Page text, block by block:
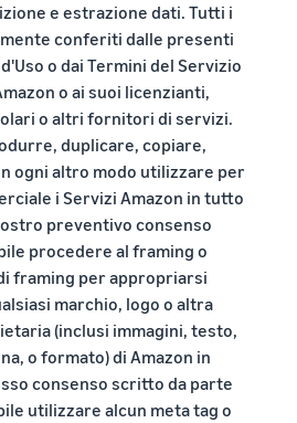
e estrazione dati. Tutti i
conferiti dalle presenti
o dai Termini del Servizio
o ai suoi licenzianti,
o altri fornitori di servizi.
duplicare, copiare,
ogni altro modo utilizzare per
i Servizi Amazon in tutto
preventivo consenso
procedere al framing o
framing per appropriarsi
marchio, logo o altra
(inclusi immagini, testo,
o formato) di Amazon in
consenso scritto da parte
utilizzare alcun meta tag o